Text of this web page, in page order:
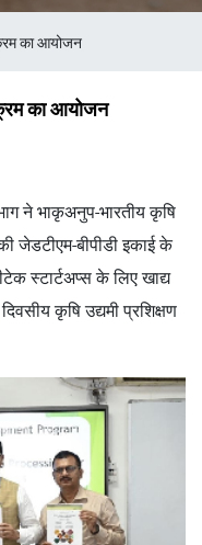
का आयोजन
का आयोजन
ने भाकृअनुप-भारतीय कृषि
बीपीडी इकाई के
स्टार्टअप्स के लिए खाद्य
कृषि उद्यमी प्रशिक्षण